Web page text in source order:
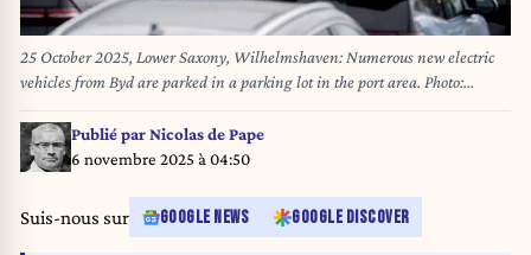
25 October 2025, Lower Saxony, Wilhelmshaven: Numerous new electric
vehicles from Byd are parked in a parking lot in the port area. Photo:
Hauke-Christian Dittrich/dpa
Publié parNicolas de Pape
6 novembre 2025 à 04:50
Suis-nous sur GOOGLE NEWS GOOGLE DISCOVER